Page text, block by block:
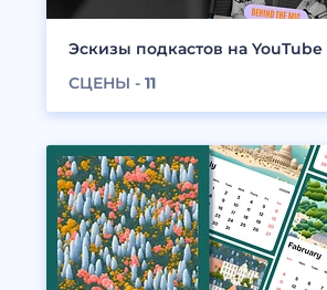
Эскизы подкастов на YouTube
СЦЕНЫ - 11